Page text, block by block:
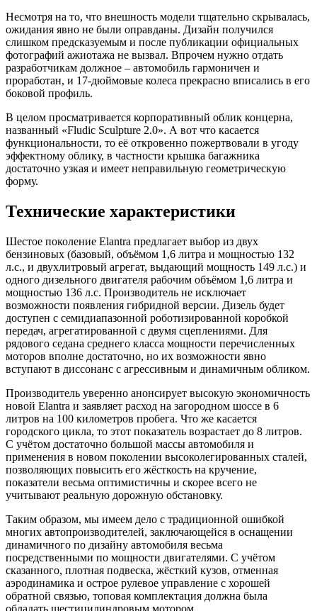
Несмотря на то, что внешность модели тщательно скрывалась,
ожидания явно не были оправданы. Дизайн получился
слишком предсказуемым и после публикации официальных
фотографий ажиотажа не вызвал. Впрочем нужно отдать
разработчикам должное – автомобиль гармоничен и
проработан, и 17-дюймовые колеса прекрасно вписались в его
боковой профиль.
В целом просматривается корпоративный облик концерна,
названный «Fludic Sculpture 2.0». А вот что касается
функциональности, то её откровенно пожертвовали в угоду
эффектному облику, в частности крышка багажника
достаточно узкая и имеет неправильную геометрическую
форму.
Технические характеристики
Шестое поколение Elantra предлагает выбор из двух
бензиновых (базовый, объёмом 1,6 литра и мощностью 132
л.с., и двухлитровый агрегат, выдающий мощность 149 л.с.) и
одного дизельного двигателя рабочим объёмом 1,6 литра и
мощностью 136 л.с. Производитель не исключает
возможности появления гибридной версии. Дизель будет
доступен с семидиапазонной роботизированной коробкой
передач, агрегатированной с двумя сцеплениями. Для
рядового седана среднего класса мощности перечисленных
моторов вполне достаточно, но их возможности явно
вступают в диссонанс с агрессивным и динамичным обликом.
Производитель уверенно анонсирует высокую экономичность
новой Elantra и заявляет расход на загородном шоссе в 6
литров на 100 километров пробега. Что же касается
городского цикла, то этот показатель возрастает до 8 литров.
С учётом достаточно большой массы автомобиля и
применения в новом поколении высоколегированных сталей,
позволяющих повысить его жёсткость на кручение,
показатели весьма оптимистичны и скорее всего не
учитывают реальную дорожную обстановку.
Таким образом, мы имеем дело с традиционной ошибкой
многих автопроизводителей, заключающейся в оснащении
динамичного по дизайну автомобиля весьма
посредственными по мощности двигателями. С учётом
сказанного, плотная подвеска, жёсткий кузов, отменная
аэродинамика и острое рулевое управление с хорошей
обратной связью, топовая комплектация должна была
обладать шестицилиндровым мотором.